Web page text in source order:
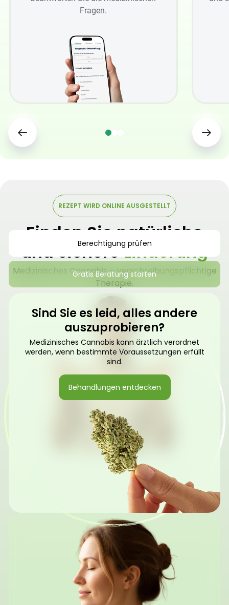
Fragen.
REZEPT WIRD ONLINE AUSGESTELLT
Finden Sie natürliche
und sichereLinderung
Medizinisches Cannabis – verschreibungspflichtige
Therapie.
Berechtigung prüfen
Gratis Beratung starten
Sind Sie es leid, alles andere
auszuprobieren?
Medizinisches Cannabis kann ärztlich verordnet
werden, wenn bestimmte Voraussetzungen erfüllt
sind.
Behandlungen entdecken